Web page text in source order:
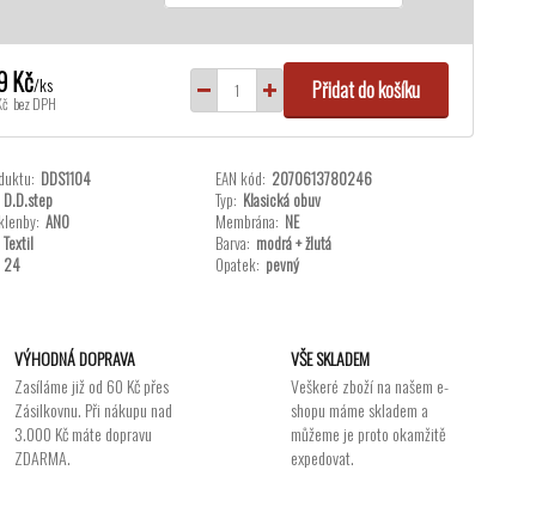
Kč/ks
bez DPH Přidat do košíku
DDS1104 EAN kód: 2070613780246
D.D.step Typ: Klasická obuv
ANO Membrána: NE
Textil Barva: modrá + žlutá
24 Opatek: pevný
VÝHODNÁ DOPRAVA
Zasíláme již od 60 Kč přes
Zásilkovnu. Při nákupu nad
3.000 Kč máte dopravu
ZDARMA.
VŠE SKLADEM
Veškeré zboží na našem e-
shopu máme skladem a
můžeme je proto okamžitě
expedovat.